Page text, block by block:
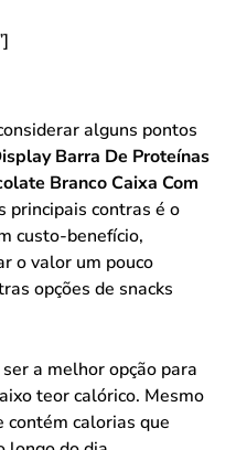
alguns pontos
Barra De Proteínas
Branco Caixa Com
principais contras é o
custo-benefício,
o valor um pouco
opções de snacks
a melhor opção para
teor calórico. Mesmo
contém calorias que